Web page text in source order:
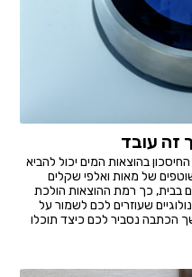
זה עובד
בהוצאות המים יכול להביא
של מאות ואלפי שקלים
בבית, כך רמת ההוצאות הולכת
שעוזרים לכם לשמור על
הכתבה נסביר לכם כיצד תוכלו